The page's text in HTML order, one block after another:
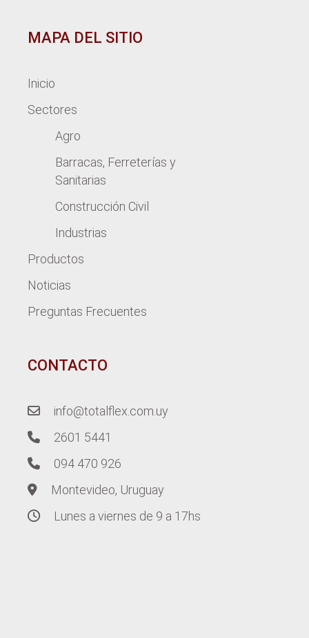
MAPA DEL SITIO
Inicio
Sectores
Agro
Barracas, Ferreterías y
Sanitarias
Construcción Civil
Industrias
Productos
Noticias
Preguntas Frecuentes
CONTACTO
info@totalflex.com.uy
2601 5441
094 470 926
Montevideo, Uruguay
Lunes a viernes de 9 a 17hs